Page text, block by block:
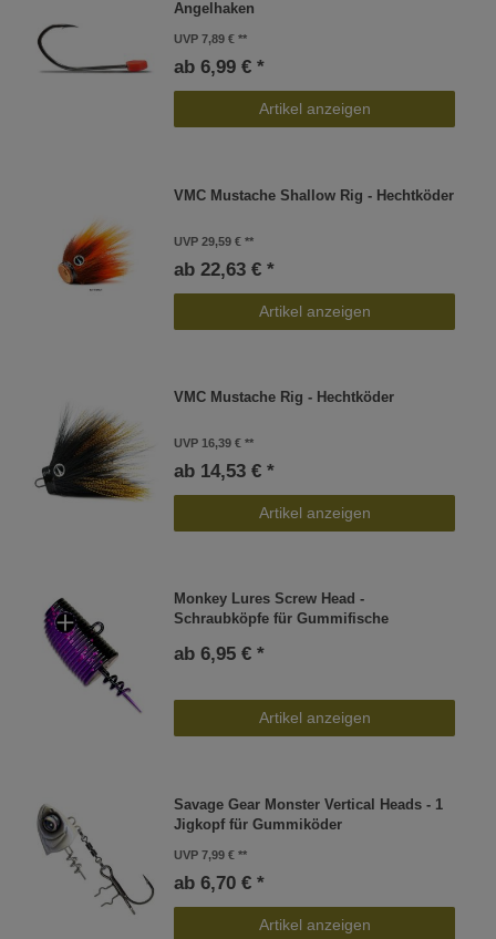
Angelhaken
UVP 7,89 €
ab 6,99 € *
Artikel anzeigen
VMC Mustache Shallow Rig - Hechtköder
UVP 29,59 €
ab 22,63 € *
Artikel anzeigen
VMC Mustache Rig - Hechtköder
UVP 16,39 €
ab 14,53 € *
Artikel anzeigen
Monkey Lures Screw Head -
Schraubköpfe für Gummifische
ab 6,95 € *
Artikel anzeigen
Savage Gear Monster Vertical Heads - 1
Jigkopf für Gummiköder
UVP 7,99 €
ab 6,70 € *
Artikel anzeigen